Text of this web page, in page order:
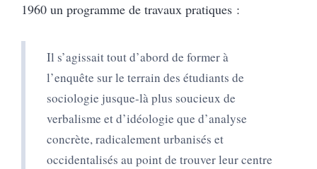
1960 un programme de travaux pratiques :
Il s’agissait tout d’abord de former à
l’enquête sur le terrain des étudiants de
sociologie jusque-là plus soucieux de
verbalisme et d’idéologie que d’analyse
concrète, radicalement urbanisés et
occidentalisés au point de trouver leur centre